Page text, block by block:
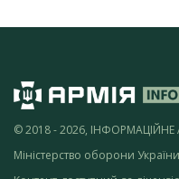
© 2018 - 2026, ІНФОРМАЦІЙНЕ
Міністерство оборони України